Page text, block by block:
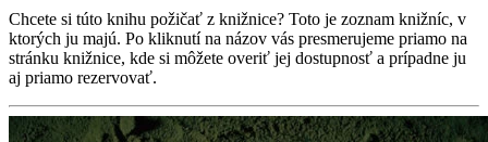
Chcete si túto knihu požičať z knižnice? Toto je zoznam knižníc, v
ktorých ju majú. Po kliknutí na názov vás presmerujeme priamo na
stránku knižnice, kde si môžete overiť jej dostupnosť a prípadne ju
aj priamo rezervovať.